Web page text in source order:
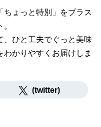
ちょっと特別」をプラス
、ひと工夫でぐっと美味
わかりやすくお届けしま
(twitter)